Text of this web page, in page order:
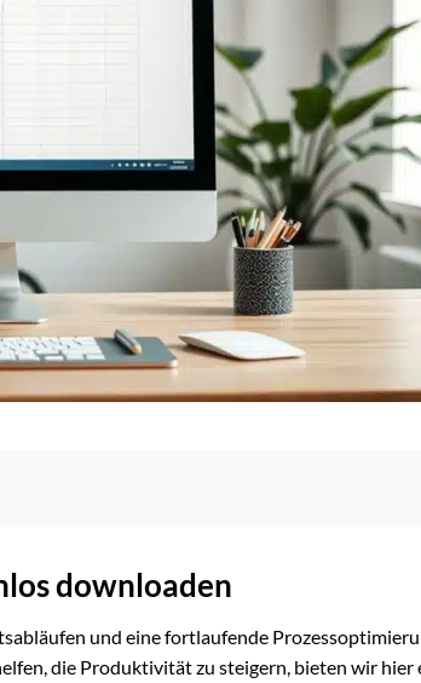
downloaden
und eine fortlaufende
die Produktivität zu steigern, bieten wir hier